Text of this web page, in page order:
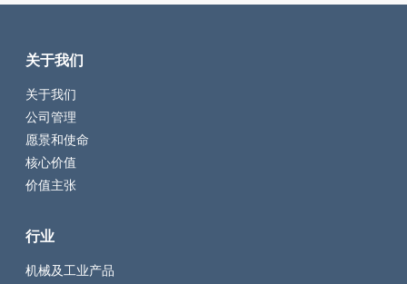
关于我们
关于我们
公司管理
愿景和使命
核心价值
价值主张
行业
机械及工业产品